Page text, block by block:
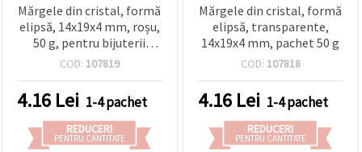
Mărgele din cristal, formă
elipsă, 14x19x4 mm, roșu,
50 g, pentru bijuterii
handmade
COD: 107819
4.16 Lei 1-4 pachet
REDUCERI
PENTRU CANTITATE
Mărgele din cristal, formă
elipsă, transparente,
14x19x4 mm, pachet 50 g
COD: 107818
4.16 Lei 1-4 pachet
REDUCERI
PENTRU CANTITATE